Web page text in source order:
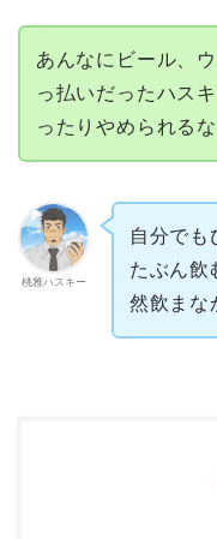
あんなにビール、
っ払いだったハス
ったりやめられる
桃雅ハスキー
自分でも
たぶん飲
然飲まな